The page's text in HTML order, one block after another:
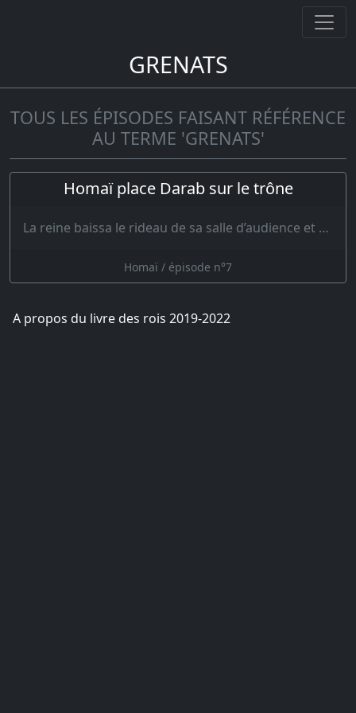
GRENATS
TOUS LES ÉPISODES FAISANT RÉFÉRENCE
AU TERME 'GRENATS'
Homaï place Darab sur le trône
La reine baissa le rideau de sa salle d’audience et pendant une semaine personne n’y fut…
Homaï / épisode n°7
A propos du livre des rois 2019-2022